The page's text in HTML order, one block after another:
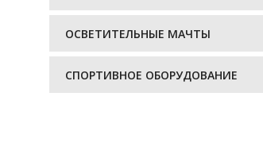
ОСВЕТИТЕЛЬНЫЕ МАЧТЫ
СПОРТИВНОЕ ОБОРУДОВАНИЕ